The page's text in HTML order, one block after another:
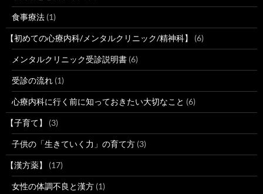
食事療法 (1)
【初めての心療内科/メンタルクリニック/精神科】 (6)
メンタルクリニック受診説明書 (6)
受診の流れ (1)
心療内科に行く前に知っておきたい大切なこと (6)
【子育て】 (3)
子供の「生きていく力」の育て方 (3)
【漢方薬】 (17)
女性の体調不良と漢方 (1)